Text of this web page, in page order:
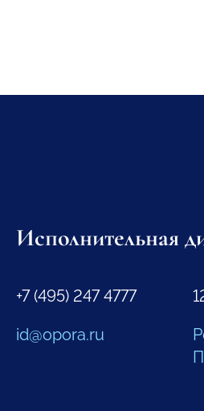
Исполнительная
+7 (495) 247 4777
id@opora.ru